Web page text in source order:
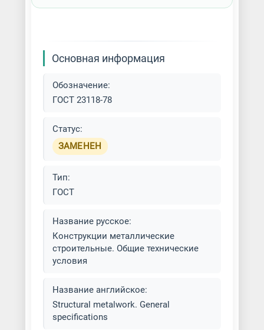
Основная информация
Обозначение:
ГОСТ 23118-78
Статус:
ЗАМЕНЕН
Тип:
ГОСТ
Название русское:
Конструкции металлические
строительные. Общие технические
условия
Название английское:
Structural metalwork. General
specifications